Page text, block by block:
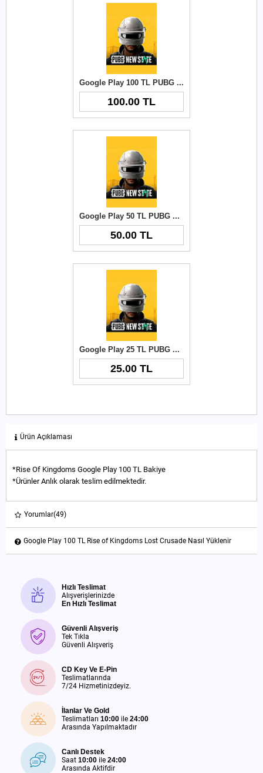
Google Play 100 TL PUBG New State NC
100.00 TL
Google Play 50 TL PUBG New State NC
50.00 TL
Google Play 25 TL PUBG New State NC
25.00 TL
Ürün Açıklaması
*Rise Of Kingdoms Google Play 100 TL Bakiye
*Ürünler Anlık olarak teslim edilmektedir.
Yorumlar(49)
Google Play 100 TL Rise of Kingdoms Lost Crusade Nasıl Yüklenir
Hızlı Teslimat
Alışverişlerinizde
En Hızlı Teslimat
Güvenli Alışveriş
Tek Tıkla
Güvenli Alışveriş
CD Key Ve E-Pin
Teslimatlarında
7/24 Hizmetinizdeyiz.
İlanlar Ve Gold
Teslimatları 10:00 ile 24:00
Arasında Yapılmaktadır
Canlı Destek
Saat 10:00 ile 24:00
Arasında Aktifdir